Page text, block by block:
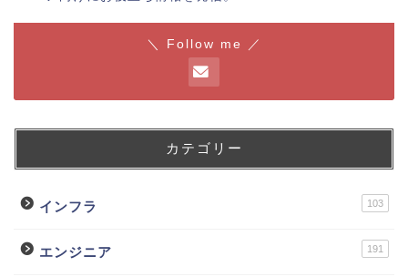
＼ Follow me ／
カテゴリー
インフラ 103
エンジニア 191